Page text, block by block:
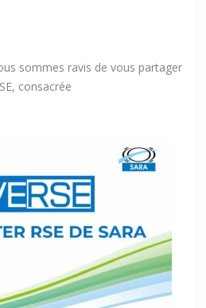
sommes ravis de vous partager
consacrée